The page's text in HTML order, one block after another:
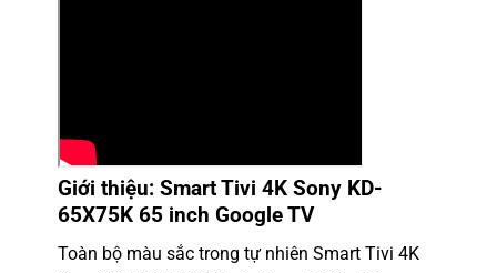
Giới thiệu: Smart Tivi 4K Sony KD-
65X75K 65 inch Google TV
Toàn bộ màu sắc trong tự nhiên Smart Tivi 4K